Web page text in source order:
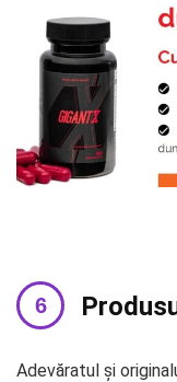
Adevăratul și